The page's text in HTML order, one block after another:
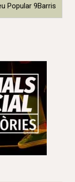
Popular 9Barris